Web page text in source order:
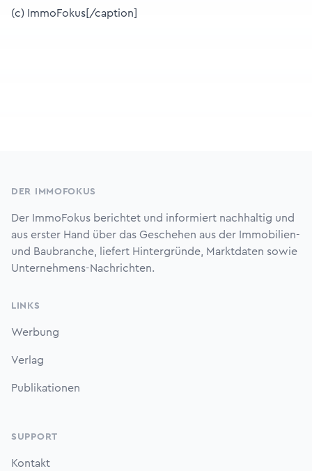
(c) ImmoFokus[/caption]
DER IMMOFOKUS
Der ImmoFokus berichtet und informiert nachhaltig und
aus erster Hand über das Geschehen aus der Immobilien-
und Baubranche, liefert Hintergründe, Marktdaten sowie
Unternehmens-Nachrichten.
LINKS
Werbung
Verlag
Publikationen
SUPPORT
Kontakt